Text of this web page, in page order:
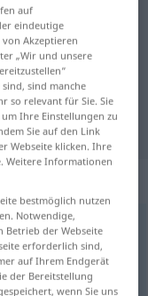
antippen)
auf
eindeutige
Akzeptieren
„Wir und unsere
sind manche
so relevant für Sie. Sie
Ihre Einstellungen zu
Sie auf den Link
Webseite klicken. Ihre
Weitere Informationen
bestmöglich nutzen
Notwendige,
Betrieb der Webseite
erforderlich sind,
auf Ihrem Endgerät
der Bereitstellung
wenn Sie uns